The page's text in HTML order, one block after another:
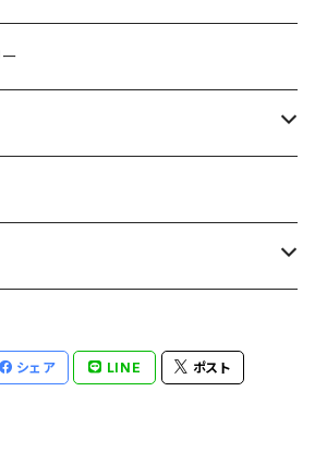
リン講師)
ル講師)
ストヴァイオリン奏者)
シェア LINE ポスト